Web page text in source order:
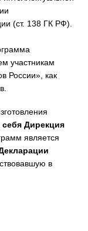
(ст. 138 ГК РФ).
участникам
России», как
себя Дирекция
является
в